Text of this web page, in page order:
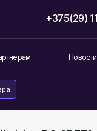
+375(29) 111-66-33